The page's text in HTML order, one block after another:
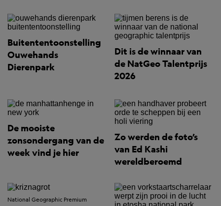
Buitententoonstelling
Ouwehands
Dierenpark
Dit is de winnaar van
de NatGeo Talentprijs
2026
De mooiste
zonsondergang van de
week vind je hier
Zo werden de foto’s
van Ed Kashi
wereldberoemd
National Geographic Premium